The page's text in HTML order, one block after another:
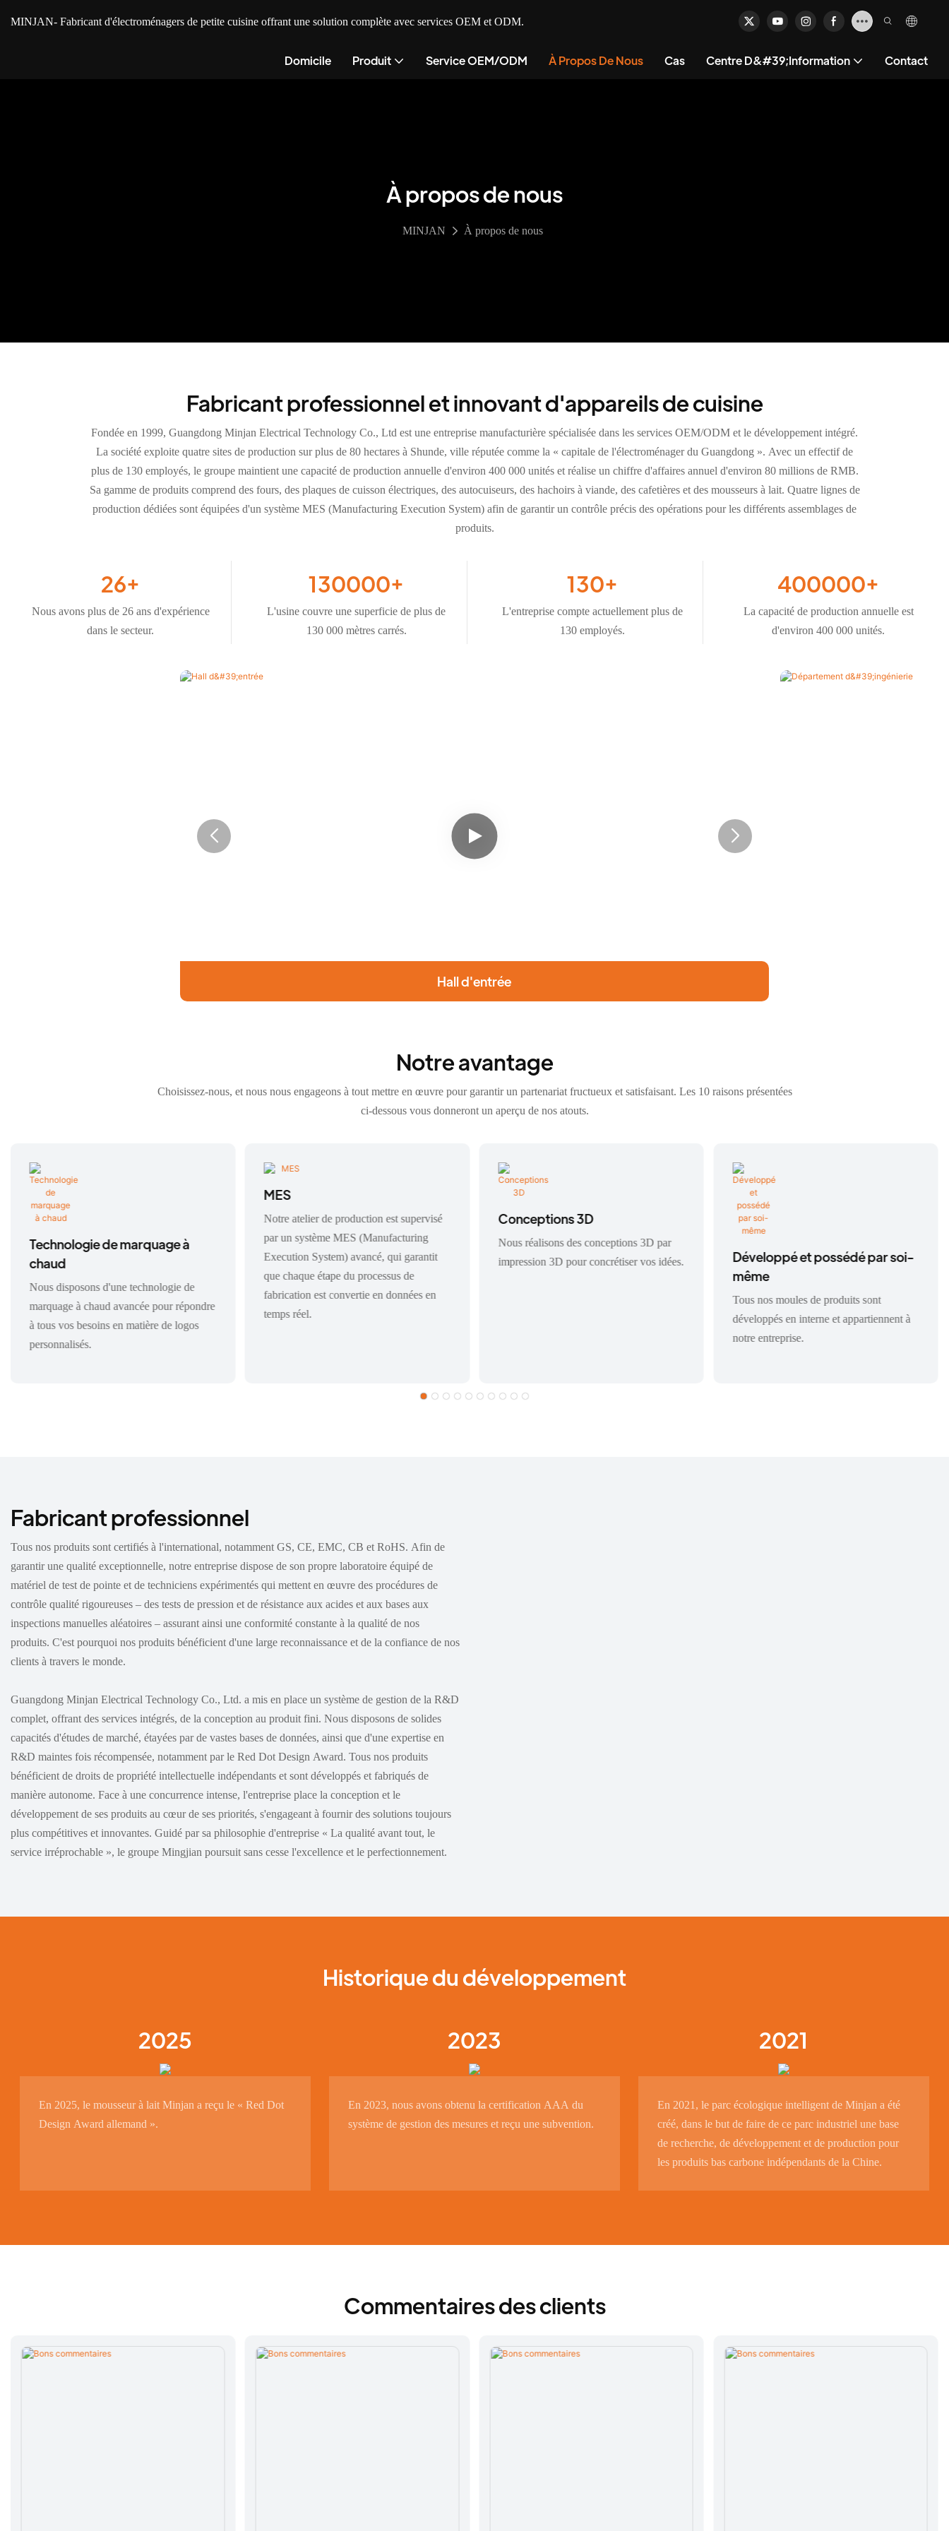
MINJAN- Fabricant d'électroménagers de petite cuisine offrant une solution complète avec services OEM et ODM.
Domicile Produit Service OEM/ODM À Propos De Nous Cas Centre D&#39;information Contact
À propos de nous
MINJAN À propos de nous
Fabricant professionnel et innovant d'appareils de cuisine
Fondée en 1999, Guangdong Minjan Electrical Technology Co., Ltd est une entreprise manufacturière spécialisée dans les services OEM/ODM et le développement intégré.
La société exploite quatre sites de production sur plus de 80 hectares à Shunde, ville réputée comme la « capitale de l'électroménager du Guangdong ». Avec un effectif de
plus de 130 employés, le groupe maintient une capacité de production annuelle d'environ 400 000 unités et réalise un chiffre d'affaires annuel d'environ 80 millions de RMB.
Sa gamme de produits comprend des fours, des plaques de cuisson électriques, des autocuiseurs, des hachoirs à viande, des cafetières et des mousseurs à lait. Quatre lignes de
production dédiées sont équipées d'un système MES (Manufacturing Execution System) afin de garantir un contrôle précis des opérations pour les différents assemblages de
produits.
26+
Nous avons plus de 26 ans d'expérience
dans le secteur.
130000+
L'usine couvre une superficie de plus de
130 000 mètres carrés.
130+
L'entreprise compte actuellement plus de
130 employés.
400000+
La capacité de production annuelle est
d'environ 400 000 unités.
Hall d'entrée
Notre avantage
Choisissez-nous, et nous nous engageons à tout mettre en œuvre pour garantir un partenariat fructueux et satisfaisant. Les 10 raisons présentées
ci-dessous vous donneront un aperçu de nos atouts.
Technologie de marquage à
chaud
Nous disposons d'une technologie de
marquage à chaud avancée pour répondre
à tous vos besoins en matière de logos
personnalisés.
MES
Notre atelier de production est supervisé
par un système MES (Manufacturing
Execution System) avancé, qui garantit
que chaque étape du processus de
fabrication est convertie en données en
temps réel.
Conceptions 3D
Nous réalisons des conceptions 3D par
impression 3D pour concrétiser vos idées.
Développé et possédé par soi-
même
Tous nos moules de produits sont
développés en interne et appartiennent à
notre entreprise.
Fabricant professionnel
Tous nos produits sont certifiés à l'international, notamment GS, CE, EMC, CB et RoHS. Afin de
garantir une qualité exceptionnelle, notre entreprise dispose de son propre laboratoire équipé de
matériel de test de pointe et de techniciens expérimentés qui mettent en œuvre des procédures de
contrôle qualité rigoureuses – des tests de pression et de résistance aux acides et aux bases aux
inspections manuelles aléatoires – assurant ainsi une conformité constante à la qualité de nos
produits. C'est pourquoi nos produits bénéficient d'une large reconnaissance et de la confiance de nos
clients à travers le monde.
Guangdong Minjan Electrical Technology Co., Ltd. a mis en place un système de gestion de la R&D
complet, offrant des services intégrés, de la conception au produit fini. Nous disposons de solides
capacités d'études de marché, étayées par de vastes bases de données, ainsi que d'une expertise en
R&D maintes fois récompensée, notamment par le Red Dot Design Award. Tous nos produits
bénéficient de droits de propriété intellectuelle indépendants et sont développés et fabriqués de
manière autonome. Face à une concurrence intense, l'entreprise place la conception et le
développement de ses produits au cœur de ses priorités, s'engageant à fournir des solutions toujours
plus compétitives et innovantes. Guidé par sa philosophie d'entreprise « La qualité avant tout, le
service irréprochable », le groupe Mingjian poursuit sans cesse l'excellence et le perfectionnement.
Historique du développement
2025
En 2025, le mousseur à lait Minjan a reçu le « Red Dot
Design Award allemand ».
2023
En 2023, nous avons obtenu la certification AAA du
système de gestion des mesures et reçu une subvention.
2021
En 2021, le parc écologique intelligent de Minjan a été
créé, dans le but de faire de ce parc industriel une base
de recherche, de développement et de production pour
les produits bas carbone indépendants de la Chine.
Commentaires des clients